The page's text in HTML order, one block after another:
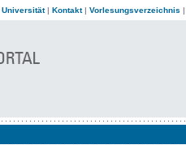
Universität| Kontakt| Vorlesungsverzeichnis